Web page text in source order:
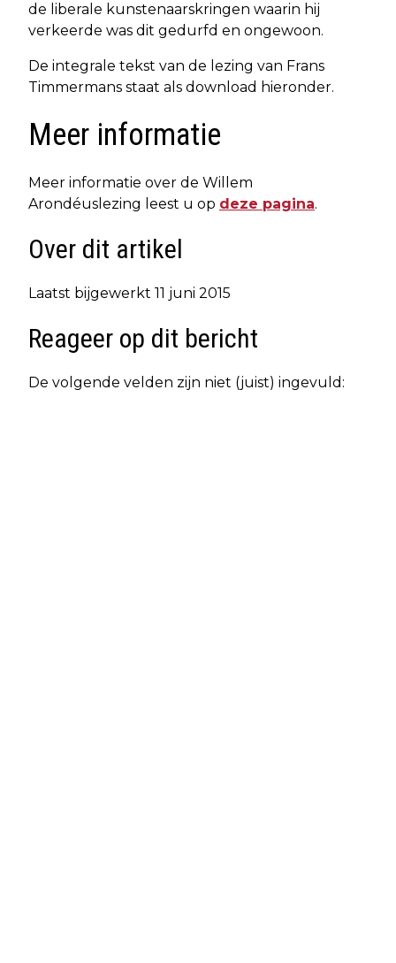
de liberale kunstenaarskringen waarin hij
verkeerde was dit gedurfd en ongewoon.
De integrale tekst van de lezing van Frans
Timmermans staat als download hieronder.
Meer informatie
Meer informatie over de Willem
Arondéuslezing leest u op deze pagina.
Over dit artikel
Laatst bijgewerkt 11 juni 2015
Reageer op dit bericht
De volgende velden zijn niet (juist) ingevuld: